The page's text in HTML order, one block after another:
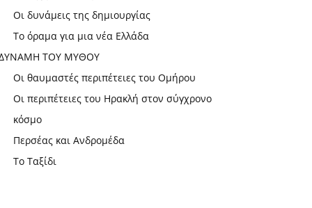
Οι δυνάμεις της δημιουργίας
Το όραμα για μια νέα Ελλάδα
ΤΟΥ ΜΥΘΟΥ
Οι θαυμαστές περιπέτειες του Ομήρου
Οι περιπέτειες του Ηρακλή στον σύγχρονο
κόσμο
Περσέας και Ανδρομέδα
Το Ταξίδι